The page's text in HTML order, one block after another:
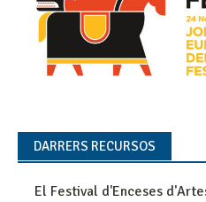
DARRERS RECURSOS
El Festival d'Enceses